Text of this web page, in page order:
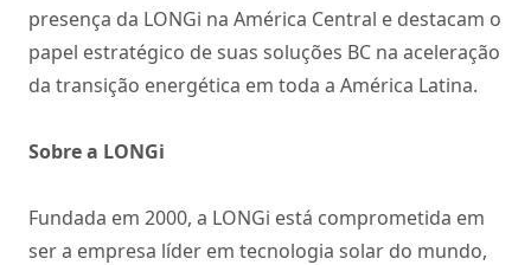
presença da LONGi na América Central e destacam o
papel estratégico de suas soluções BC na aceleração
da transição energética em toda a América Latina.
Sobre a LONGi
Fundada em 2000, a LONGi está comprometida em
ser a empresa líder em tecnologia solar do mundo,